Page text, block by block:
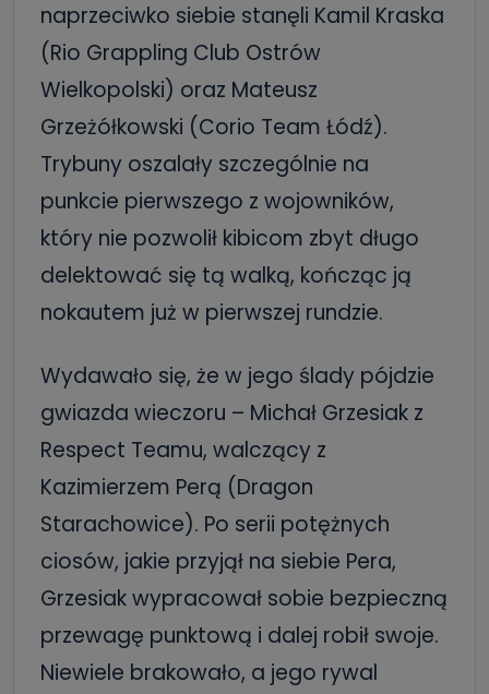
naprzeciwko siebie stanęli Kamil Kraska
(Rio Grappling Club Ostrów
Wielkopolski) oraz Mateusz
Grzeżółkowski (Corio Team Łódź).
Trybuny oszalały szczególnie na
punkcie pierwszego z wojowników,
który nie pozwolił kibicom zbyt długo
delektować się tą walką, kończąc ją
nokautem już w pierwszej rundzie.
Wydawało się, że w jego ślady pójdzie
gwiazda wieczoru – Michał Grzesiak z
Respect Teamu, walczący z
Kazimierzem Perą (Dragon
Starachowice). Po serii potężnych
ciosów, jakie przyjął na siebie Pera,
Grzesiak wypracował sobie bezpieczną
przewagę punktową i dalej robił swoje.
Niewiele brakowało, a jego rywal